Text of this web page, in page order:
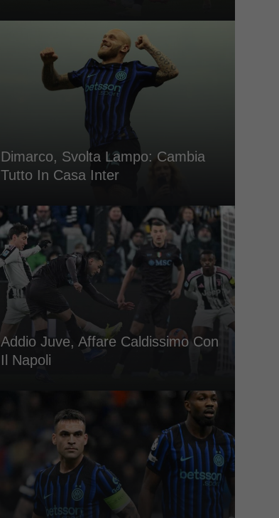
Dimarco, Svolta Lampo: Cambia
Tutto In Casa Inter
Addio Juve, Affare Caldissimo Con
Il Napoli